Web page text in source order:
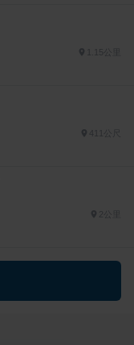
1.15公里
411公尺